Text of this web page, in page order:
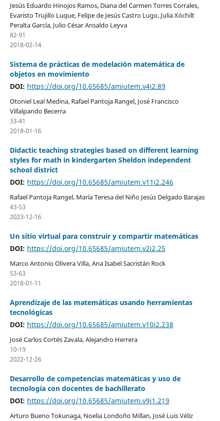
Jesús Eduardo Hinojos Ramos, Diana del Carmen Torres Corrales,
Evaristo Trujillo Luque, Felipe de Jesús Castro Lugo, Julia Xóchilt
Peralta García, Julio César Ansaldo Leyva
82-91
2018-02-14
Sistema de prácticas de modelación matemática de
objetos en movimiento
DOI: https://doi.org/10.65685/amiutem.v4i2.89
Otoniel Leal Medina, Rafael Pantoja Rangel, José Francisco
Villalpando Becerra
33-41
2018-01-16
Didactic teaching strategies based on different learning
styles for math in kindergarten Sheldon independent
school district
DOI: https://doi.org/10.65685/amiutem.v11i2.246
Rafael Pantoja Rangel, María Teresa del Niño Jesús Delgado Barajas
43-53
2023-12-16
Un sitio virtual para construir y compartir matemáticas
DOI: https://doi.org/10.65685/amiutem.v2i2.25
Marco Antonio Olivera Villa, Ana Isabel Sacristán Rock
53-63
2018-01-11
Aprendizaje de las matemáticas usando herramientas
tecnológicas
DOI: https://doi.org/10.65685/amiutem.v10i2.238
José Carlos Cortés Zavala, Alejandro Herrera
10-19
2022-12-26
Desarrollo de competencias matemáticas y uso de
tecnología con docentes de bachillerato
DOI: https://doi.org/10.65685/amiutem.v9i1.219
Arturo Bueno Tokunaga, Noelia Londoño Millan, José Luis Véliz